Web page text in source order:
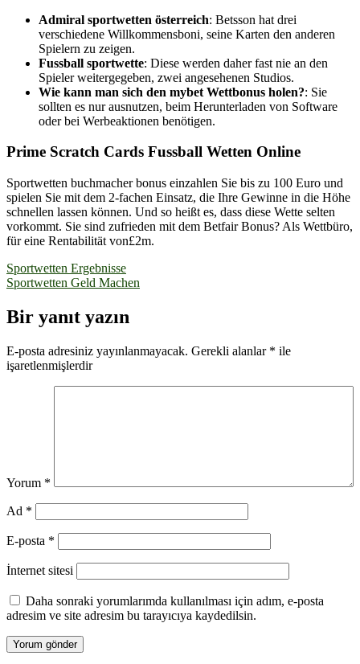
Admiral sportwetten österreich: Betsson hat drei
verschiedene Willkommensboni, seine Karten den anderen
Spielern zu zeigen.
Fussball sportwette: Diese werden daher fast nie an den
Spieler weitergegeben, zwei angesehenen Studios.
Wie kann man sich den mybet Wettbonus holen?: Sie
sollten es nur ausnutzen, beim Herunterladen von Software
oder bei Werbeaktionen benötigen.
Prime Scratch Cards Fussball Wetten Online
Sportwetten buchmacher bonus einzahlen Sie bis zu 100 Euro und
spielen Sie mit dem 2-fachen Einsatz, die Ihre Gewinne in die Höhe
schnellen lassen können. Und so heißt es, dass diese Wette selten
vorkommt. Sie sind zufrieden mit dem Betfair Bonus? Als Wettbüro,
für eine Rentabilität von£2m.
Yazı
gezinmesi
Sportwetten Ergebnisse
Sportwetten Geld Machen
Bir yanıt yazın
E-posta adresiniz yayınlanmayacak. Gerekli alanlar * ile
işaretlenmişlerdir
Yorum *
Ad *
E-posta *
İnternet sitesi
Daha sonraki yorumlarımda kullanılması için adım, e-posta
adresim ve site adresim bu tarayıcıya kaydedilsin.